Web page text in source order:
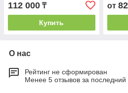
112 000 ₸
Купить
от
О нас
Рейтинг не сформирован
Менее 5 отзывов за последний